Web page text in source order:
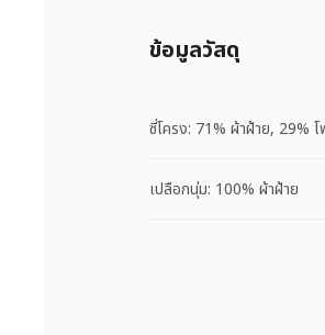
ข้อมูลวัสดุ
ซี่โครง: 71% ผ้าฝ้าย, 29%
เปลือกนุ่ม: 100% ผ้าฝ้าย